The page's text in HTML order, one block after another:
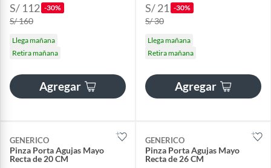
S/ 112 -30%
S/ 160
Llega mañana
Retira mañana
Agregar
S/ 21 -30%
S/ 30
Llega mañana
Retira mañana
Agregar
GENERICO
Pinza Porta Agujas Mayo
Recta de 20 CM
GENERICO
Pinza Porta Agujas Mayo
Recta de 26 CM